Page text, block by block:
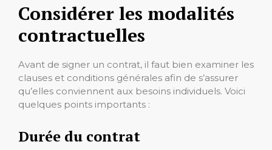
Considérer les modalités
contractuelles
Avant de signer un contrat, il faut bien examiner les
clauses et conditions générales afin de s’assurer
qu’elles conviennent aux besoins individuels. Voici
quelques points importants :
Durée du contrat